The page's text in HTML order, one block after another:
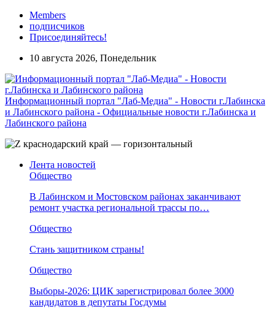
Members
подписчиков
Присоединяйтесь!
10 августа 2026, Понедельник
Информационный портал "Лаб-Медиа" - Новости г.Лабинска
и Лабинского района - Официальные новости г.Лабинска и
Лабинского района
Лента новостей
Общество
В Лабинском и Мостовском районах заканчивают
ремонт участка региональной трассы по…
Общество
Стань защитником страны!
Общество
Выборы-2026: ЦИК зарегистрировал более 3000
кандидатов в депутаты Госдумы